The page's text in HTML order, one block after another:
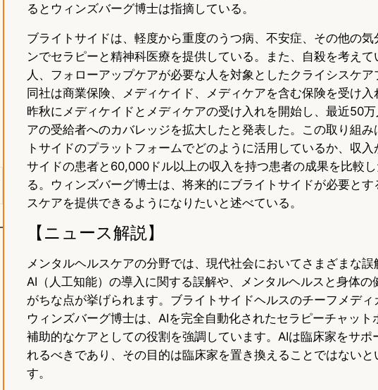
n
k
るとウィンズバーグ博士は指摘している。
ブライトサイドは、軽度から重度のうつ病、不安症、その他の
ンでセラピーと精神科医療を提供している。また、自殺を考え
人、フォローアップケアが必要な人を対象としたクライシスケア
同社は商業保険、メディケイド、メディケアを含む保険を受け
昨秋にメディケイドとメディケアの受け入れを開始し、最近50
アの受給者へのカバレッジを拡大したと発表した。この取り組
トサイドのプラットフォームでどのように活用しているか、収
サイドの患者と60,000ドル以上の収入を持つ患者の成果を比較
る。ウィンズバーグ博士は、将来的にブライトサイドが必要と
スケアを提供できるようになりたいと述べている。
【ニュース解説】
メンタルヘルスケアの分野では、現代社会においてさまざまな誤
AI（人工知能）の導入に関する誤解や、メンタルヘルスと身体
がちな点が挙げられます。ブライトサイドヘルスのチーフメディ
ウィンズバーグ博士は、AIを完全自動化されたセラピーチャット
補助的なケアとしての役割を強調しています。AIは臨床家をサポ
れるべきであり、その目的は臨床家を置き換えることではない
す。